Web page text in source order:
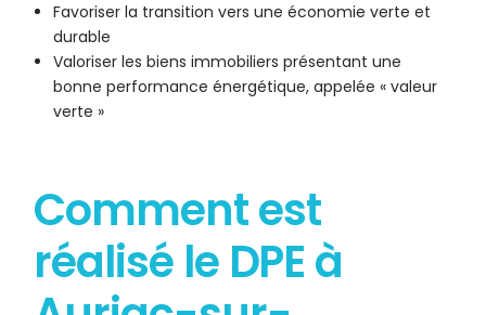
Favoriser la transition vers une économie verte et
durable
Valoriser les biens immobiliers présentant une
bonne performance énergétique, appelée « valeur
verte »
Comment est
réalisé le DPE à